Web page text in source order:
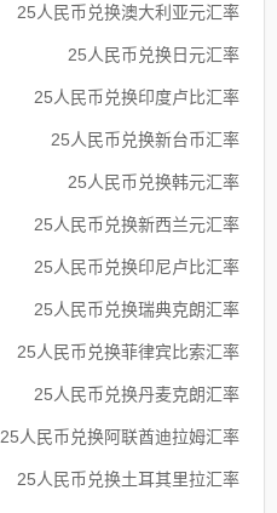
25人民币兑换澳大利亚元汇率
25人民币兑换日元汇率
25人民币兑换印度卢比汇率
25人民币兑换新台币汇率
25人民币兑换韩元汇率
25人民币兑换新西兰元汇率
25人民币兑换印尼卢比汇率
25人民币兑换瑞典克朗汇率
25人民币兑换菲律宾比索汇率
25人民币兑换丹麦克朗汇率
25人民币兑换阿联酋迪拉姆汇率
25人民币兑换土耳其里拉汇率